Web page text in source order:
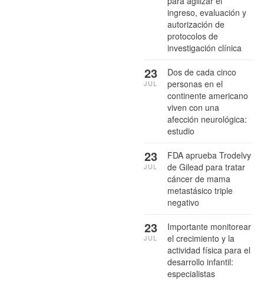
ingreso, evaluación y
autorización de
protocolos de
investigación clínica
Dos de cada cinco
personas en el
continente americano
viven con una
afección neurológica:
estudio
23
JUL
FDA aprueba Trodelvy
de Gilead para tratar
cáncer de mama
metastásico triple
negativo
23
JUL
Importante monitorear
el crecimiento y la
actividad física para el
desarrollo infantil:
especialistas
23
JUL